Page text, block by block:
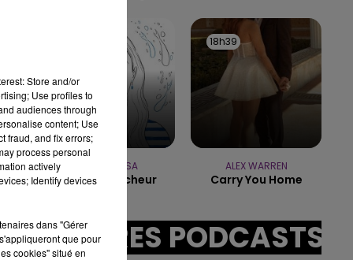
11h00 - 16h00
LE WEEK-END CHAMPAGNE FM
MANON LISA
Le Petit Pecheur
18h39
18h39
ALEX WARREN
Carry You Home
AUTRES PODCASTS
Store and/or
Use profiles to
audiences through
content; Use
fraud, and fix errors;
process personal
actively
Identify devices
dans "Gérer
que pour
cookies" situé en